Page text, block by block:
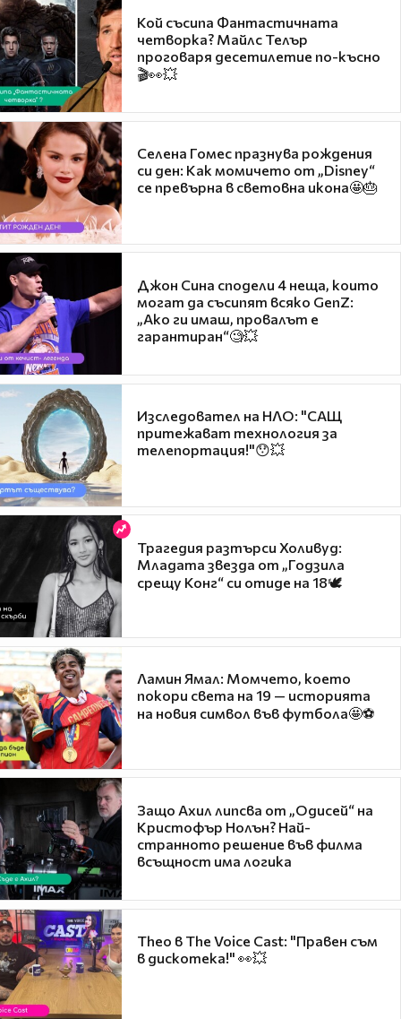
Кой съсипа Фантастичната
четворка? Майлс Телър
проговаря десетилетие по-късно
🎬👀💥
Селена Гомес празнува рождения
си ден: Как момичето от „Disney“
се превърна в световна икона🤩🎂
Джон Сина сподели 4 неща, които
могат да съсипят всяко GenZ:
„Ако ги имаш, провалът е
гарантиран“🧐💥
Изследовател на НЛО: "САЩ
притежават технология за
телепортация!"😯💥
Трагедия разтърси Холивуд:
Младата звезда от „Годзила
срещу Конг“ си отиде на 18🕊️
Ламин Ямал: Момчето, което
покори света на 19 — историята
на новия символ във футбола🤩⚽
Защо Ахил липсва от „Одисей“ на
Кристофър Нолън? Най-
странното решение във филма
всъщност има логика
Theo в The Voice Cast: "Правен съм
в дискотека!" 👀💥